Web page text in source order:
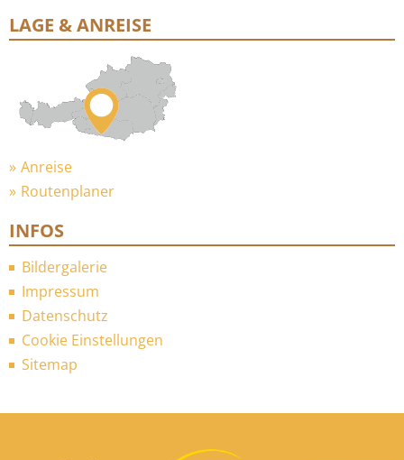
LAGE & ANREISE
Anreise
Routenplaner
INFOS
Bildergalerie
Impressum
Datenschutz
Cookie Einstellungen
Sitemap